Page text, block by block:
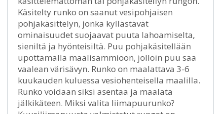
Käsitelty runko on saanut vesipohjaisen
pohjakäsittelyn, jonka kyllästävät
ominaisuudet suojaavat puuta lahoamiselta,
sieniltä ja hyönteisiltä. Puu pohjakäsitellään
upottamalla maalisammioon, jolloin puu saa
vaalean värisävyn. Runko on maalattava 3-6
kuukauden kuluessa vesiohenteisella maalilla.
Runko voidaan siksi asentaa ja maalata
jälkikäteen. Miksi valita liimapuurunko?